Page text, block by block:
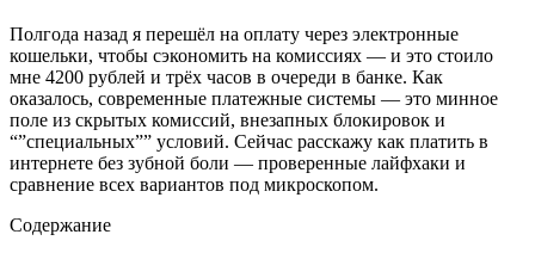
Полгода назад я перешёл на оплату через электронные
кошельки, чтобы сэкономить на комиссиях — и это стоило
мне 4200 рублей и трёх часов в очереди в банке. Как
оказалось, современные платежные системы — это минное
поле из скрытых комиссий, внезапных блокировок и
“”специальных”” условий. Сейчас расскажу как платить в
интернете без зубной боли — проверенные лайфхаки и
сравнение всех вариантов под микроскопом.
Содержание